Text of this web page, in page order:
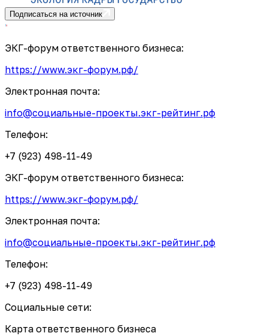
Подписаться на источник
ЭКГ-форум ответственного бизнеса:
https://www.экг-форум.рф/
Электронная почта:
info@социальные-проекты.экг-рейтинг.рф
Телефон:
+7 (923) 498-11-49
ЭКГ-форум ответственного бизнеса:
https://www.экг-форум.рф/
Электронная почта:
info@социальные-проекты.экг-рейтинг.рф
Телефон:
+7 (923) 498-11-49
Социальные сети:
Карта ответственного бизнеса